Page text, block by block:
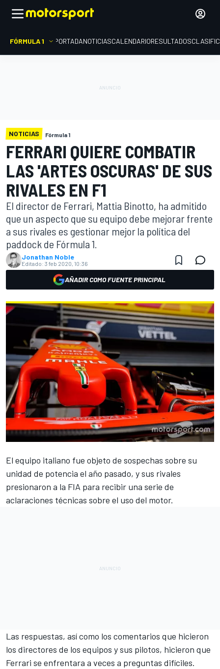
FÓRMULA 1 PORTADANOTICIASCALENDARIORESULTADOS
NOTICIAS Fórmula 1
FERRARI QUIERE COMBATIR
LAS 'ARTES OSCURAS' DE SUS
RIVALES EN F1
El director de Ferrari, Mattia Binotto, ha admitido
que un aspecto que su equipo debe mejorar frente
a sus rivales es gestionar mejor la política del
paddock de Fórmula 1.
Jonathan Noble
Editado: 3 feb 2020, 10:36
AÑADIR COMO FUENTE PRINCIPAL
El equipo italiano fue objeto de sospechas sobre su
unidad de potencia el año pasado, y sus rivales
presionaron a la FIA para recibir una serie de
aclaraciones técnicas sobre el uso del motor.
Las respuestas, así como los comentarios que hicieron
los directores de los equipos y sus pilotos, hicieron que
Ferrari se enfrentara a veces a preguntas difíciles.